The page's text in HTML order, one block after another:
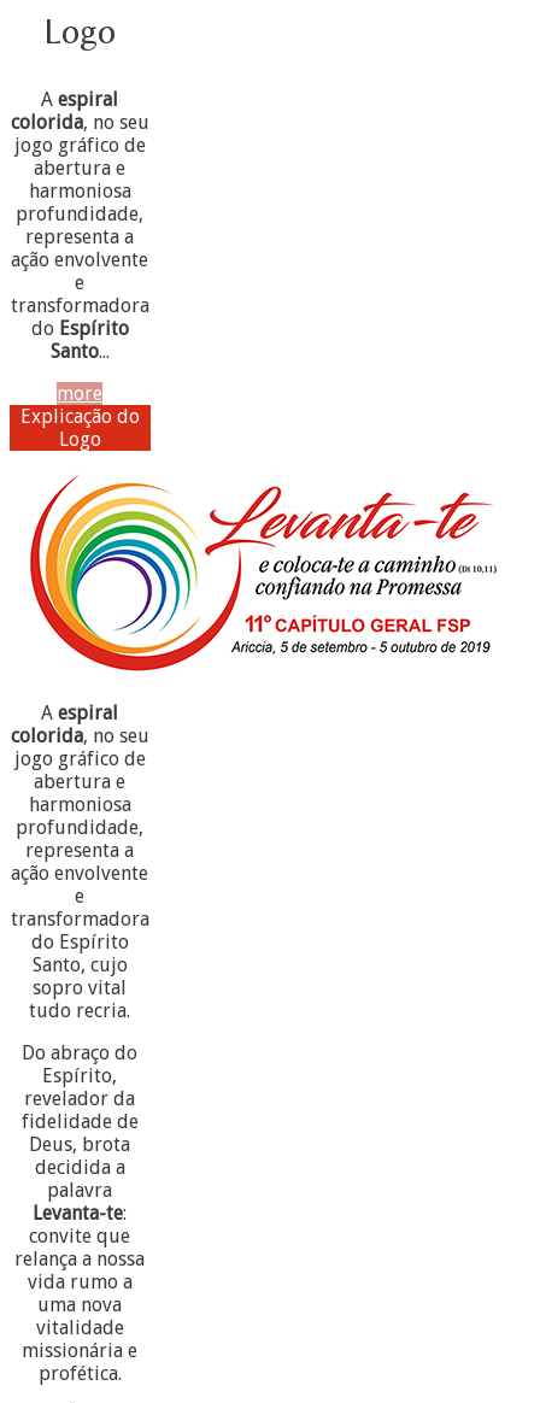
Logo
Aespiral
colorida, no seu
jogo gráfico de
abertura e
harmoniosa
profundidade,
representa a
ação envolvente
e
transformadora
do Espírito
Santo...
more
Explicação do
Logo
Aespiral
colorida, no seu
jogo gráfico de
abertura e
harmoniosa
profundidade,
representa a
ação envolvente
e
transformadora
do Espírito
Santo, cujo
sopro vital
tudo recria.
Do abraço do
Espírito,
revelador da
fidelidade de
Deus, brota
decidida a
palavra
Levanta-te:
convite que
relança a nossa
vida rumo a
uma nova
vitalidade
missionária e
profética.